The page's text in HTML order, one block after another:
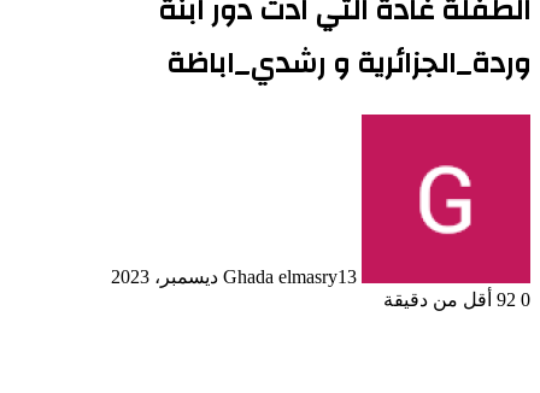
الطفلة غادة التي ادت دور ابنة
وردة_الجزائرية و رشدي_اباظة
Ghada elmasry13 ديسمبر، 2023
0
أقل من دقيقة